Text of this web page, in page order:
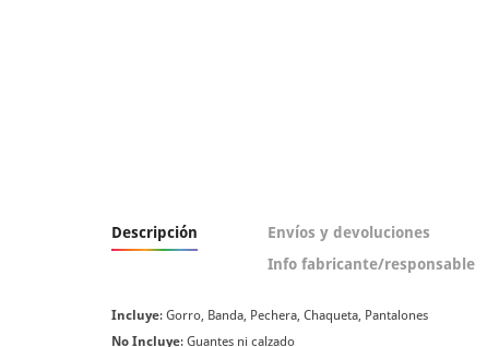
Descripción Envíos y devoluciones
Info fabricante/responsable
Incluye: Gorro, Banda, Pechera, Chaqueta, Pantalones
No Incluye: Guantes ni calzado